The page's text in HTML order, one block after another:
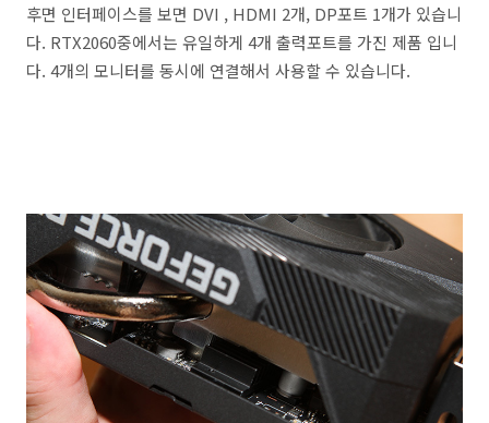
후면 인터페이스를 보면 DVI , HDMI 2개, DP포트 1개가 있습니
다. RTX2060중에서는 유일하게 4개 출력포트를 가진 제품 입니
다. 4개의 모니터를 동시에 연결해서 사용할 수 있습니다.